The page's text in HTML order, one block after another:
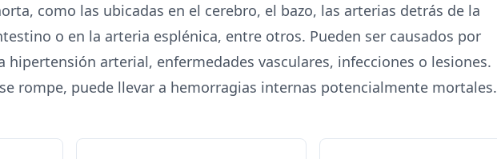
como las ubicadas en el cerebro, el bazo, las arterias detrás de la
o en la arteria esplénica, entre otros. Pueden ser causados por
hipertensión arterial, enfermedades vasculares, infecciones o lesiones.
rompe, puede llevar a hemorragias internas potencialmente mortales.